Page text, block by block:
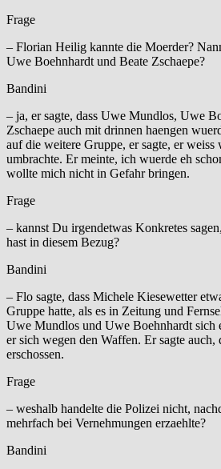
Frage
– Florian Heilig kannte die Moerder?
Uwe Boehnhardt und Beate Zschaepe?
Bandini
– ja, er sagte, dass Uwe Mundlos, Uwe
Zschaepe auch mit drinnen haengen
auf die weitere Gruppe, er sagte, er
umbrachte. Er meinte, ich wuerde eh
wollte mich nicht in Gefahr bringen.
Frage
– kannst Du irgendetwas Konkretes
hast in diesem Bezug?
Bandini
– Flo sagte, dass Michele Kiesewetter
Gruppe hatte, als es in Zeitung und
Uwe Mundlos und Uwe Boehnhardt sich
er sich wegen den Waffen. Er sagte auch,
erschossen.
Frage
– weshalb handelte die Polizei nicht,
mehrfach bei Vernehmungen erzaehlte?
Bandini